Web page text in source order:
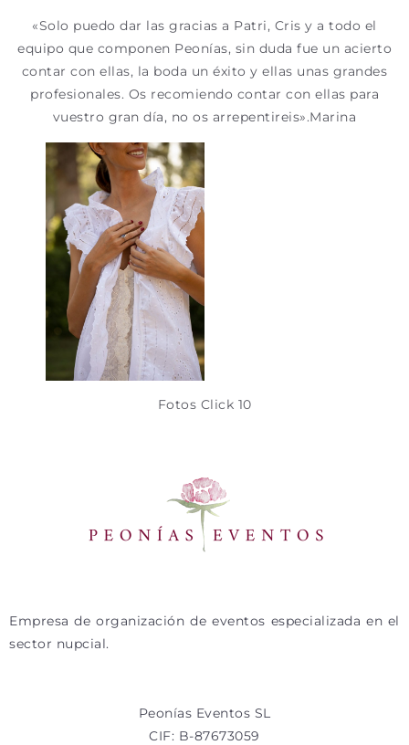
«Solo puedo dar las gracias a Patri, Cris y a todo el
equipo que componen Peonías, sin duda fue un acierto
contar con ellas, la boda un éxito y ellas unas grandes
profesionales. Os recomiendo contar con ellas para
vuestro gran día, no os arrepentireis».Marina
Fotos Click 10
Empresa de organización de eventos especializada en el
sector nupcial.
Peonías Eventos SL
CIF: B-87673059